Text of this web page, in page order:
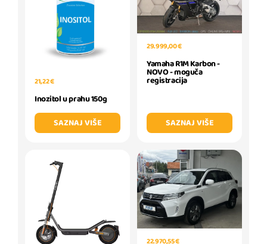
21,22 €
Inozitol u prahu 150g
SAZNAJ VIŠE
29.999,00 €
Yamaha R1M Karbon -
NOVO - moguča
registracija
SAZNAJ VIŠE
22.970,55 €